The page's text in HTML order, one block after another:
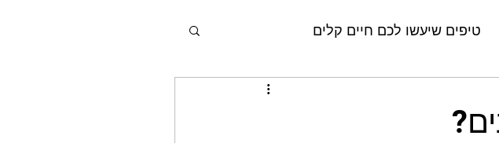
טיפים שיעשו לכם חיים קלים